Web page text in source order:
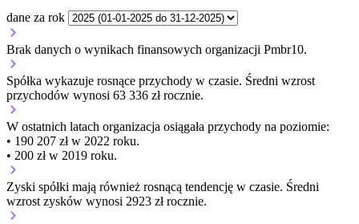
dane za rok
Brak danych o wynikach finansowych organizacji Pmbr10.
Spółka wykazuje rosnące przychody w czasie. Średni wzrost
przychodów wynosi 63 336 zł rocznie.
W ostatnich latach organizacja osiągała przychody na poziomie:
• 190 207 zł w 2022 roku.
• 200 zł w 2019 roku.
Zyski spółki mają również rosnącą tendencję w czasie. Średni
wzrost zysków wynosi 2923 zł rocznie.